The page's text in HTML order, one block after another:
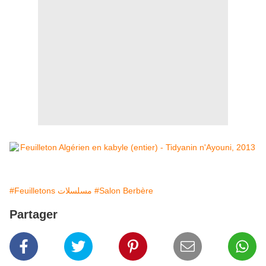
#Feuilletons مسلسلات #Salon Berbère
Partager